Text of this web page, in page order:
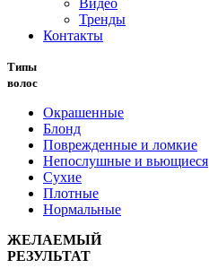
Тренды
Контакты
Типы
волос
Окрашенные
Блонд
Поврежденные и ломкие
Непослушные и вьющиеся
Сухие
Плотные
Нормальные
ЖЕЛАЕМЫЙ
РЕЗУЛЬТАТ